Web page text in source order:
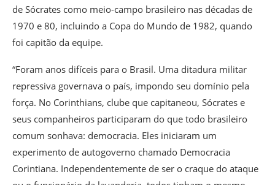
de Sócrates como meio-campo brasileiro nas décadas de
1970 e 80, incluindo a Copa do Mundo de 1982, quando
foi capitão da equipe.
“Foram anos difíceis para o Brasil. Uma ditadura militar
repressiva governava o país, impondo seu domínio pela
força. No Corinthians, clube que capitaneou, Sócrates e
seus companheiros participaram do que todo brasileiro
comum sonhava: democracia. Eles iniciaram um
experimento de autogoverno chamado Democracia
Corintiana. Independentemente de ser o craque do ataque